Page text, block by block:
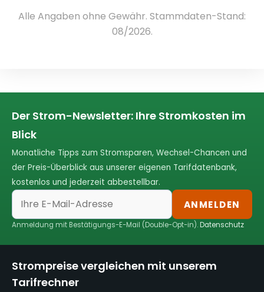
Alle Angaben ohne Gewähr. Stammdaten-Stand:
08/2026.
Der Strom-Newsletter: Ihre Stromkosten im
Blick
Monatliche Tipps zum Stromsparen, Wechsel-Chancen und
der Preis-Überblick aus unserer eigenen Tarifdatenbank,
kostenlos und jederzeit abbestellbar.
ANMELDEN
Anmeldung mit Bestätigungs-E-Mail (Double-Opt-in).Datenschutz
Strompreise vergleichen mit unserem
Tarifrechner